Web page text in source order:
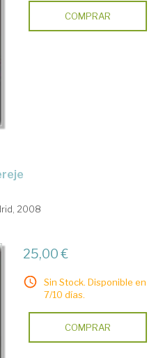
COMPRAR
2008
25,00 €
Sin Stock. Disponible en
7/10 días.
COMPRAR